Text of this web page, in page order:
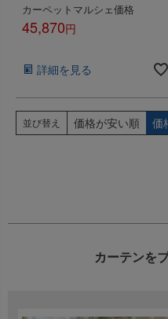
カーペットマルシェ価格
45,870
詳細を見る
並び替え 価格が安い順 価
カーテンを